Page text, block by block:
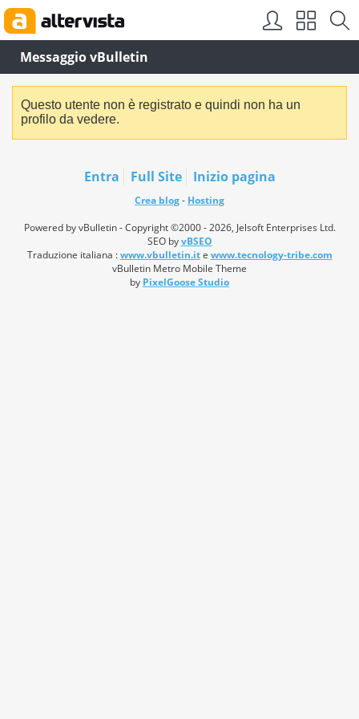
Messaggio vBulletin
Questo utente non è registrato e quindi non ha un
profilo da vedere.
Entra Full Site Inizio pagina
Crea blog- Hosting
Powered by vBulletin - Copyright ©2000 - 2026, Jelsoft Enterprises Ltd.
SEO byvBSEO
Traduzione italiana :www.vbulletin.ite www.tecnology-tribe.com
vBulletin Metro Mobile Theme
by PixelGoose Studio